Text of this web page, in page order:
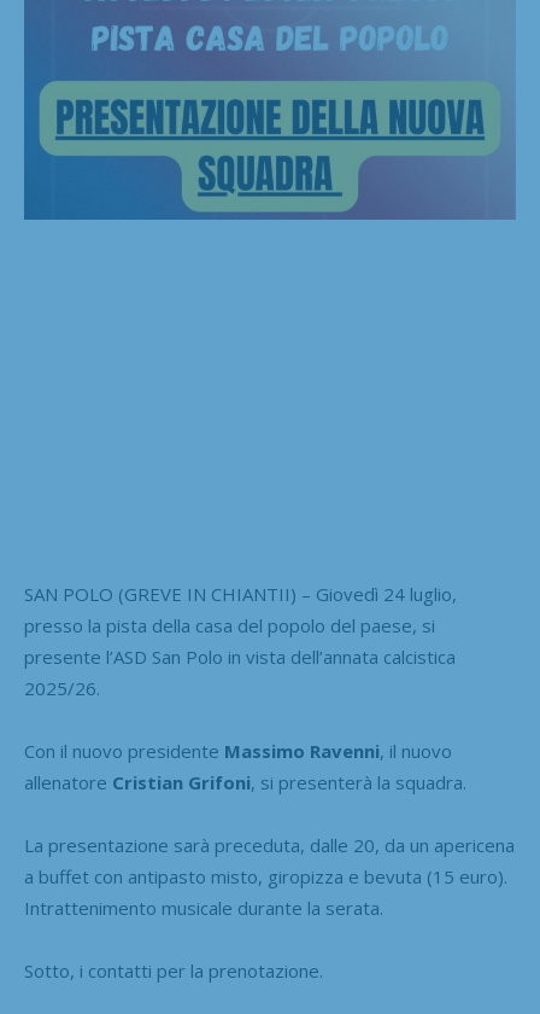
SAN POLO (GREVE IN CHIANTII) – Giovedì 24 luglio,
presso la pista della casa del popolo del paese, si
presente l’ASD San Polo in vista dell’annata calcistica
2025/26.
Con il nuovo presidente Massimo Ravenni, il nuovo
allenatore Cristian Grifoni, si presenterà la squadra.
La presentazione sarà preceduta, dalle 20, da un apericena
a buffet con antipasto misto, giropizza e bevuta (15 euro).
Intrattenimento musicale durante la serata.
Sotto, i contatti per la prenotazione.